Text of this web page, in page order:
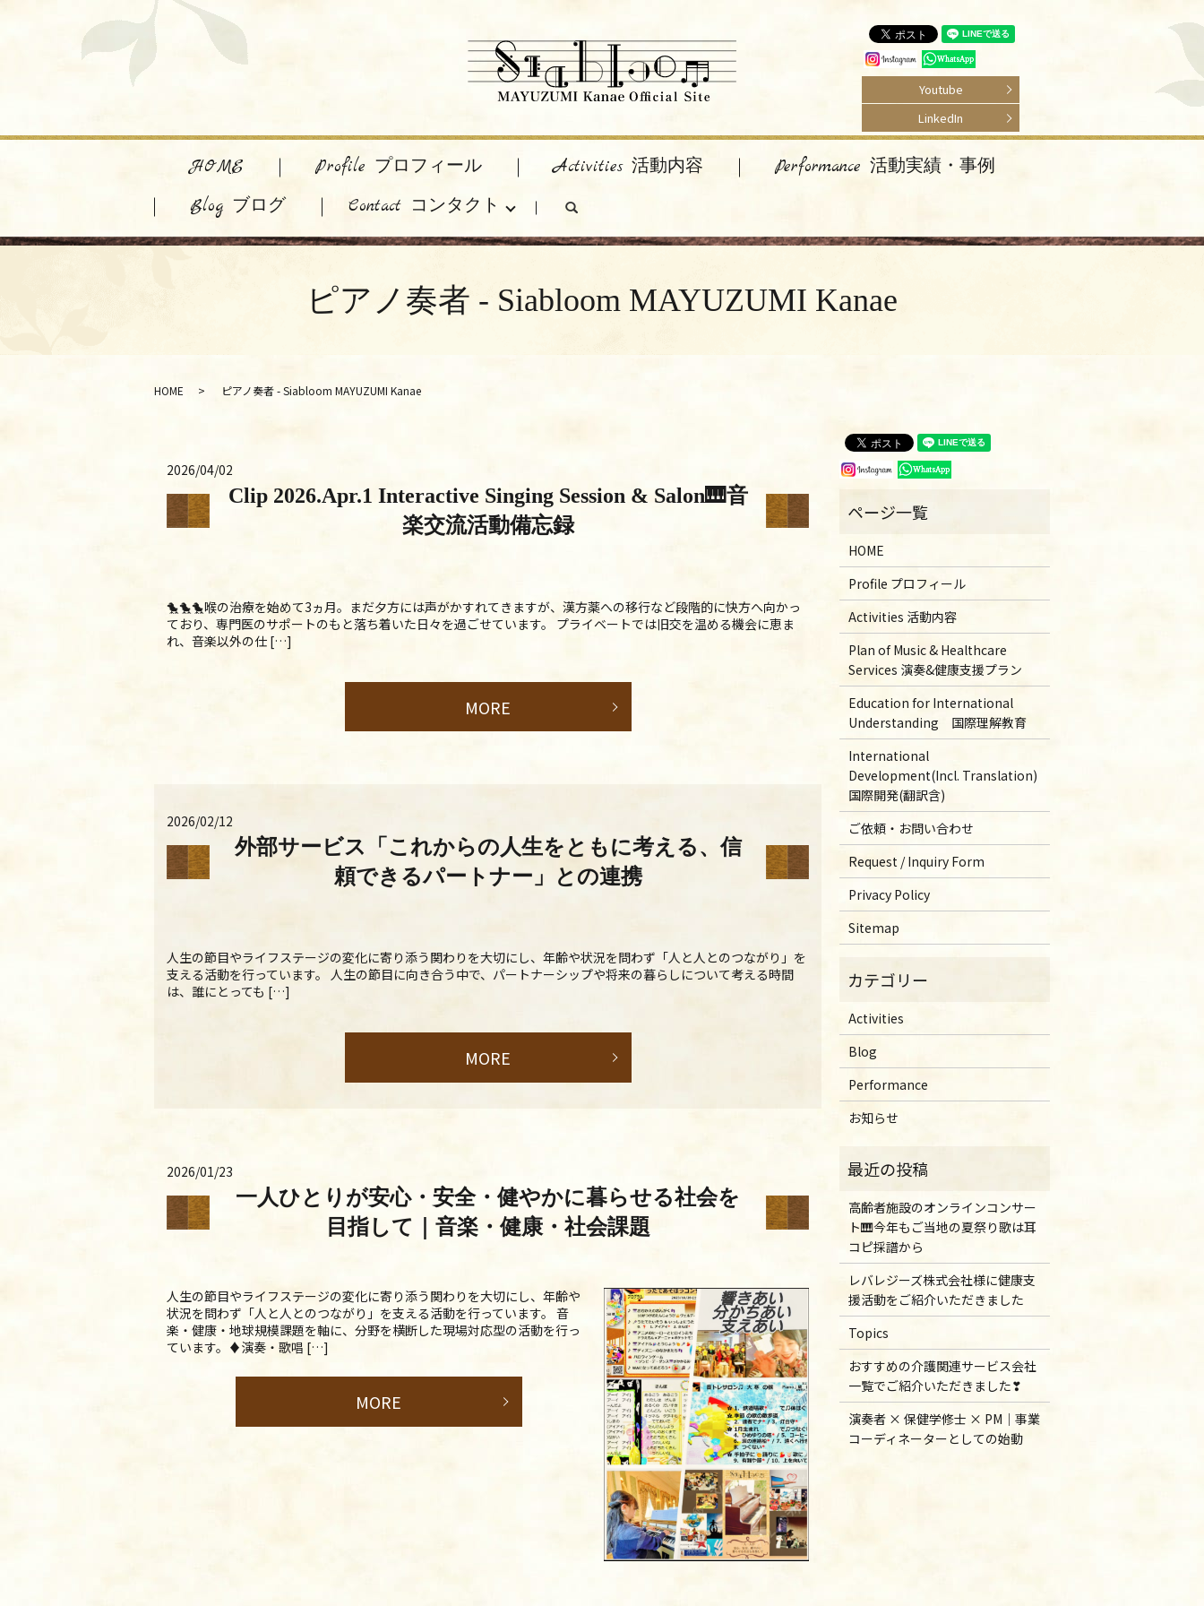
Youtube
LinkedIn
HOME Profile プロフィール Activities 活動内容
Performance 活動実績・事例
Blog ブログ
Contact コンタクト search
ピアノ奏者 - Siabloom MAYUZUMI Kanae
HOME ピアノ奏者 - Siabloom MAYUZUMI Kanae
2026/04/02
Clip 2026.Apr.1 Interactive Singing Session & Salon🎹音
楽交流活動備忘録
🐤🐤🐤喉の治療を始めて3ヵ月。まだ夕方には声がかすれてきますが、漢方薬への移行など段階的に快方へ向かっ
ており、専門医のサポートのもと落ち着いた日々を過ごせています。 プライベートでは旧交を温める機会に恵ま
れ、音楽以外の仕 […]
MORE
2026/02/12
外部サービス「これからの人生をともに考える、信
頼できるパートナー」との連携
人生の節目やライフステージの変化に寄り添う関わりを大切にし、年齢や状況を問わず「人と人とのつながり」を
支える活動を行っています。 人生の節目に向き合う中で、パートナーシップや将来の暮らしについて考える時間
は、誰にとっても […]
MORE
2026/01/23
一人ひとりが安心・安全・健やかに暮らせる社会を
目指して｜音楽・健康・社会課題
人生の節目やライフステージの変化に寄り添う関わりを大切にし、年齢や
状況を問わず「人と人とのつながり」を支える活動を行っています。 音
楽・健康・地球規模課題を軸に、分野を横断した現場対応型の活動を行っ
ています。♦演奏・歌唱 […]
MORE
HOME
Profile プロフィール
Activities 活動内容
Plan of Music & Healthcare
Services 演奏&健康支援プラン
Education for International
Understanding 国際理解教育
International
Development(Incl. Translation)
国際開発(翻訳含)
ご依頼・お問い合わせ
Request / Inquiry Form
Privacy Policy
Sitemap
Activities
Blog
Performance
お知らせ
高齢者施設のオンラインコンサー
ト🎹今年もご当地の夏祭り歌は耳
コピ採譜から
レバレジーズ株式会社様に健康支
援活動をご紹介いただきました
Topics
おすすめの介護関連サービス会社
一覧でご紹介いただきました❣
演奏者 × 保健学修士 × PM｜事業
コーディネーターとしての始動